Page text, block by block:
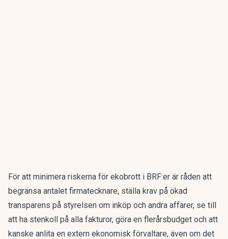
För att minimera riskerna för ekobrott i BRF:er är råden att
begränsa antalet firmatecknare, ställa krav på ökad
transparens på styrelsen om inköp och andra affärer, se till
att ha stenkoll på alla fakturor, göra en flerårsbudget och att
kanske anlita en extern ekonomisk förvaltare, även om det